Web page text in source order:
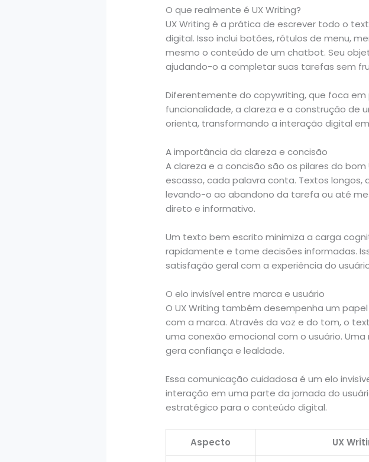
O que realmente é UX Writing?
UX Writing é a prática de escrever todo o
digital. Isso inclui botões, rótulos de menu,
mesmo o conteúdo de um chatbot. Seu
ajudando-o a completar suas tarefas sem
Diferentemente do copywriting, que foca em
funcionalidade, a clareza e a construção de
orienta, transformando a interação digital
A importância da clareza e concisão
A clareza e a concisão são os pilares do
escasso, cada palavra conta. Textos
levando-o ao abandono da tarefa ou até
direto e informativo.
Um texto bem escrito minimiza a carga
rapidamente e tome decisões informadas.
satisfação geral com a experiência do
O elo invisível entre marca e usuário
O UX Writing também desempenha um
com a marca. Através da voz e do tom, o
uma conexão emocional com o usuário.
gera confiança e lealdade.
Essa comunicação cuidadosa é um elo
interação em uma parte da jornada do
estratégico para o conteúdo digital.
Aspecto UX